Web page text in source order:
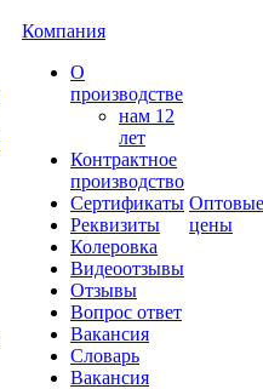
Компания
О
производстве
нам 12
лет
Контрактное
производство
Сертификаты
Реквизиты
Колеровка
Видеоотзывы
Отзывы
Вопрос ответ
Вакансия
Словарь
Вакансия
Оптовые
цены